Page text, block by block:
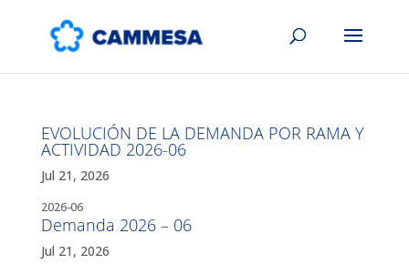
EVOLUCIÓN DE LA DEMANDA POR RAMA Y
ACTIVIDAD 2026-06
Jul 21, 2026
2026-06
Demanda 2026 – 06
Jul 21, 2026